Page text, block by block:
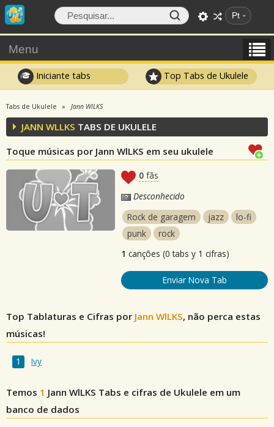
Pt
Menu
Iniciante tabs Top Tabs de Ukulele
Tabs de Ukulele Jann WlLKS
JANN WLLKS TABS DE UKULELE
Toque músicas por Jann WlLKS em seu ukulele
0 fãs
Desconhecido
Rock de garagem
jazz
lo-fi
punk
rock
1 canções (0 tabs y 1 cifras)
Enviar Nova Tab
Top Tablaturas e Cifras por Jann WlLKS, não perca estas
músicas!
Ivy
Temos 1 Jann WlLKS Tabs e cifras de Ukulele em um
banco de dados